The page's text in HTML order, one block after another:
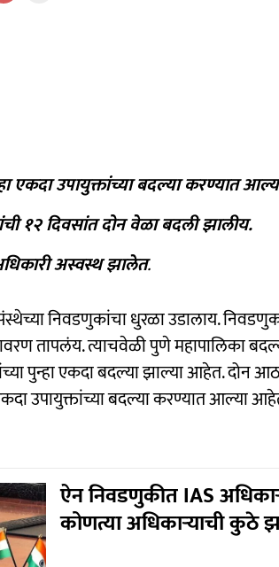
एकदा उपायुक्तांच्या बदल्या करण्यात
१२ दिवसांत दोन वेळा बदली झालीय.
अस्वस्थ झालेत.
निवडणुकांचा धुरळा उडालाय.
तापलंय. त्याचवेळी पुणे महापालिका
पुन्हा एकदा बदल्या झाल्या आहेत. दोन
उपायुक्तांच्या बदल्या करण्यात आल्या
ऐन निवडणुकीत IAS
कोणत्या अधिकाऱ्याची कुठे